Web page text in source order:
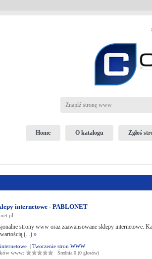
Home O katalogu Zgłoś
internetowe - PABLONET
strony www oraz zaawansowane sklepy internetowe.
(...) »
| Tworzenie stron WWW
www:
Średnia 0 (0 głosów)